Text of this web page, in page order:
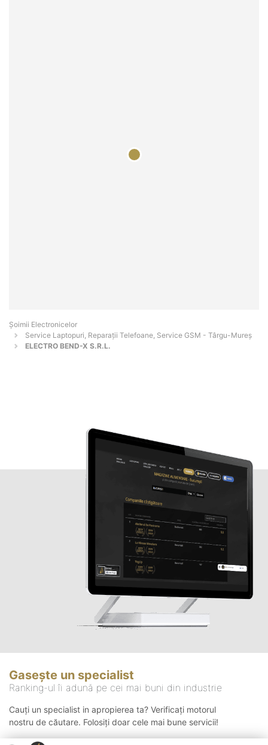
Șoimii Electronicelor
Service Laptopuri, Reparații Telefoane, Service GSM - Târgu-Mureş
ELECTRO BEND-X S.R.L.
Gasește un specialist
Ranking-ul îi adună pe cei mai buni din industrie
Cauți un specialist in apropierea ta? Verificați motorul
nostru de căutare. Folosiți doar cele mai bune servicii!